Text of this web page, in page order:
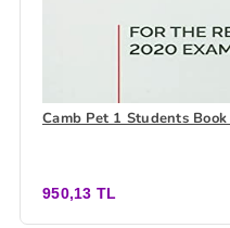
950,13 TL